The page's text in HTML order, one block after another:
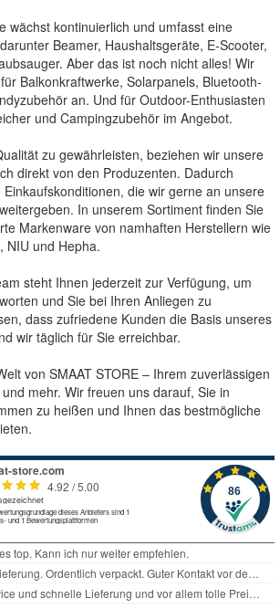
wächst kontinuierlich und umfasst eine
Beamer, Haushaltsgeräte, E-Scooter,
Aber das ist noch nicht alles! Wir
Balkonkraftwerke, Solarpanels, Bluetooth-
an. Und für Outdoor-Enthusiasten
und Campingzubehör im Angebot.
zu gewährleisten, beziehen wir unsere
direkt von den Produzenten. Dadurch
die wir gerne an unsere
In unserem Sortiment finden Sie
Markenware von namhaften Herstellern wie
NIU und Hepha.
steht Ihnen jederzeit zur Verfügung, um
und Sie bei Ihren Anliegen zu
dass zufriedene Kunden die Basis unseres
wir täglich für Sie erreichbar.
von SMAAT STORE – Ihrem zuverlässigen
mehr. Wir freuen uns darauf, Sie in
zu heißen und Ihnen das bestmögliche